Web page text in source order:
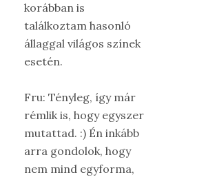
korábban is
találkoztam hasonló
állaggal világos színek
esetén.
Fru: Tényleg, így már
rémlik is, hogy egyszer
mutattad. :) Én inkább
arra gondolok, hogy
nem mind egyforma,